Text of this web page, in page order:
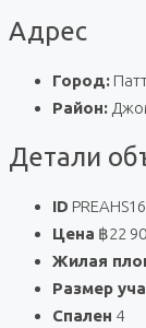
Адрес
Город:
Район:
Детали
ID
Цена ฿22
Жилая
Размер
Спален 4